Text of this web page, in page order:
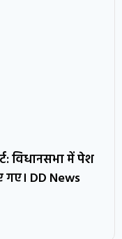
विधानसभा में पेश
गए। DD News